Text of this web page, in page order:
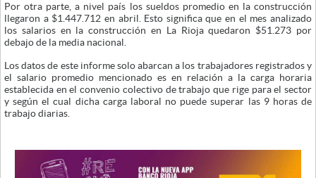
Por otra parte, a nivel país los sueldos promedio en la construcción
llegaron a $1.447.712 en abril. Esto significa que en el mes analizado
los salarios en la construcción en La Rioja quedaron $51.273 por
debajo de la media nacional.
Los datos de este informe solo abarcan a los trabajadores registrados y
el salario promedio mencionado es en relación a la carga horaria
establecida en el convenio colectivo de trabajo que rige para el sector
y según el cual dicha carga laboral no puede superar las 9 horas de
trabajo diarias.